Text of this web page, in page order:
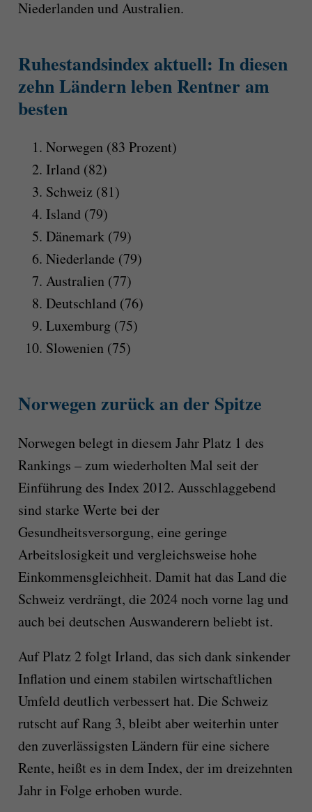
Niederlanden und Australien.
Ruhestandsindex aktuell: In diesen
zehn Ländern leben Rentner am
besten
Norwegen (83 Prozent)
Irland (82)
Schweiz (81)
Island (79)
Dänemark (79)
Niederlande (79)
Australien (77)
Deutschland (76)
Luxemburg (75)
Slowenien (75)
Norwegen zurück an der Spitze
Norwegen belegt in diesem Jahr Platz 1 des
Rankings – zum wiederholten Mal seit der
Einführung des Index 2012. Ausschlaggebend
sind starke Werte bei der
Gesundheitsversorgung, eine geringe
Arbeitslosigkeit und vergleichsweise hohe
Einkommensgleichheit. Damit hat das Land die
Schweiz verdrängt, die 2024 noch vorne lag und
auch bei deutschen Auswanderern beliebt ist.
Auf Platz 2 folgt Irland, das sich dank sinkender
Inflation und einem stabilen wirtschaftlichen
Umfeld deutlich verbessert hat. Die Schweiz
rutscht auf Rang 3, bleibt aber weiterhin unter
den zuverlässigsten Ländern für eine sichere
Rente, heißt es in dem Index, der im dreizehnten
Jahr in Folge erhoben wurde.